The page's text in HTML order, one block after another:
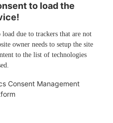
to load the
due to trackers that are not
owner needs to setup the site
to the list of technologies
Consent Management